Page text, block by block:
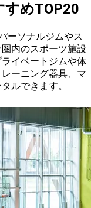
すめTOP20
ーソナルジムやス
内のスポーツ施設
イベートジムや体
ーニング器具、マ
ルできます。